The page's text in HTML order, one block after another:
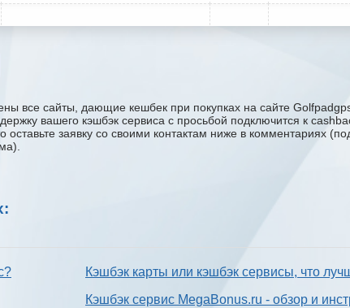
все сайты, дающие кешбек при покупках на сайте
вашего кэшбэк сервиса с проcьбой подключится к
оставьте заявку со своими контактам ниже в комментариях
Кэшбэк карты или кэшбэк сервисы, что
Кэшбэк сервис MegaBonus.ru - обзор и